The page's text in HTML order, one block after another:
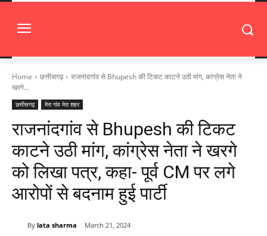
Home छत्तीसगढ़
राजनांदगांव से Bhupesh की टिकट काटने उठी मांग, कांग्रेस नेता ने
खरगे...
छत्तीसगढ़ मेरा गांव मेरा शहर
राजनांदगांव से Bhupesh की टिकट
काटने उठी मांग, कांग्रेस नेता ने खरगे
को लिखा पत्र, कहा- पूर्व CM पर लगे
आरोपों से बदनाम हुई पार्टी
By lata sharma March 21, 2024